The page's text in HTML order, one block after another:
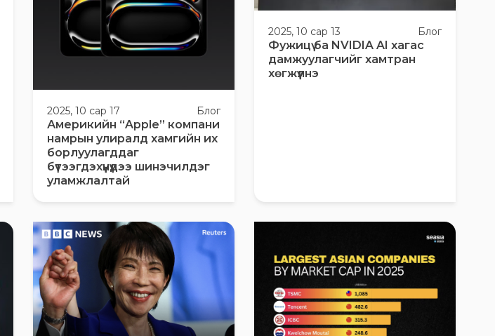
2025, 10 сар 17 Блог
Америкийн “Apple” компани
намрын улиралд хамгийн их
борлуулагддаг
бүтээгдэхүүнүүдээ шинэчилдэг
уламжлалтай
2025, 10 сар 13 Блог
Фужицү ба NVIDIA AI хагас
дамжуулагчийг хамтран
хөгжүүлнэ